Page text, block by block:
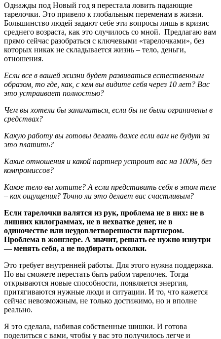
Однажды под Новый год я перестала ловить падающие
тарелочки. Это привело к глобальным переменам в жизни.
Большинство людей задают себе эти вопросы лишь в кризис
среднего возраста, как это случилось со мной. Предлагаю вам
прямо сейчас разобраться с ключевыми «тарелочками», без
которых никак не складывается жизнь – тело, деньги,
отношения.
Если все в вашей жизни будет развиваться естественным
образом, то где, как, с кем вы видите себя через 10 лет? Вас
это устраивает полностью?
Чем вы хотели бы заниматься, если бы не были ограничены в
средствах?
Какую работу вы готовы делать даже если вам не будут за
это платить?
Какие отношения и какой партнер устроит вас на 100%, без
компромиссов?
Какое тело вы хотите? А если представить себя в этом теле
– как ощущения? Точно ли это делает вас счастливым?
Если тарелочки валятся из рук, проблема не в них: не в
лишних килограммах, не в нехватке денег, не в
одиночестве или неудовлетворенности партнером.
Проблема в жонглере. А значит, решать ее нужно изнутри
— менять себя, а не подбирать осколки.
Это требует внутренней работы. Для этого нужна поддержка.
Но вы сможете перестать быть рабом тарелочек. Тогда
открываются новые способности, появляется энергия,
притягиваются нужные люди и ситуации. И то, что кажется
сейчас невозможным, не только достижимо, но и вполне
реально.
Я это сделала, набивая собственные шишки. И готова
поделиться с вами, чтобы у вас это получилось легче и